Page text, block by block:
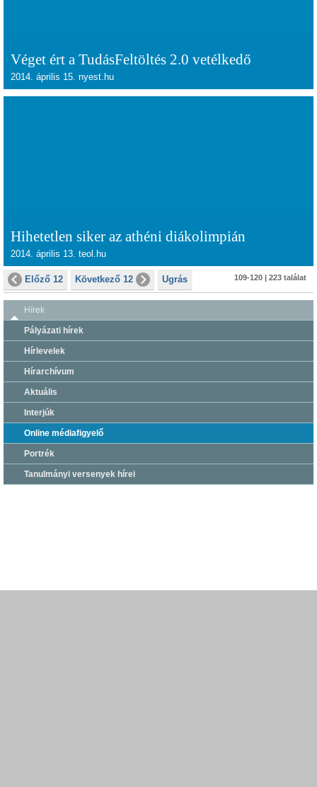
Véget ért a TudásFeltöltés 2.0 vetélkedő
2014. április 15. nyest.hu
Hihetetlen siker az athéni diákolimpián
2014. április 13. teol.hu
Előző 12 Következő 12 Ugrás 109-120 | 223 találat
Hírek
Pályázati hírek
Hírlevelek
Hírarchívum
Aktuális
Interjúk
Online médiafigyelő
Portrék
Tanulmányi versenyek hírei